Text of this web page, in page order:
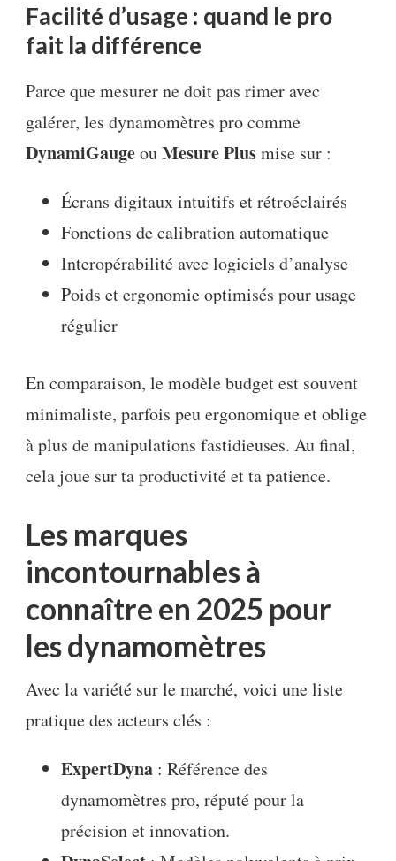
Facilité d’usage : quand le pro
fait la différence
Parce que mesurer ne doit pas rimer avec
galérer, les dynamomètres pro comme
DynamiGaugeouMesure Plusmise sur :
Écrans digitaux intuitifs et rétroéclairés
Fonctions de calibration automatique
Interopérabilité avec logiciels d’analyse
Poids et ergonomie optimisés pour usage
régulier
En comparaison, le modèle budget est souvent
minimaliste, parfois peu ergonomique et oblige
à plus de manipulations fastidieuses. Au final,
cela joue sur ta productivité et ta patience.
Les marques
incontournables à
connaître en 2025 pour
les dynamomètres
Avec la variété sur le marché, voici une liste
pratique des acteurs clés :
ExpertDyna : Référence des
dynamomètres pro, réputé pour la
précision et innovation.